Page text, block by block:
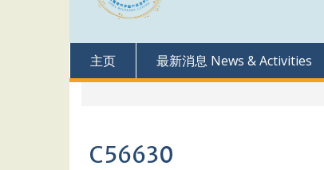
主页 最新消息 News & Activities
C56630